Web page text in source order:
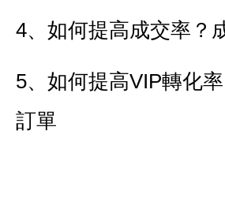
4、如何提高成交率？
5、如何提高VIP轉化
訂單